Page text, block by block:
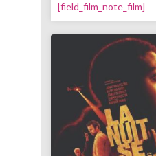
[field_film_note_film]